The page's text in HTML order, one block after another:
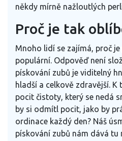
někdy mírně nažloutlých
Proč je tak
Mnoho lidí se zajímá, proč
populární. Odpověď není
pískování zubů je viditelný
hladší a celkově zdravější.
pocit čistoty, který se nedá
by si odmítl pocit, jako by
ordinace každý den? Náš
pískování zubů nám dává tu